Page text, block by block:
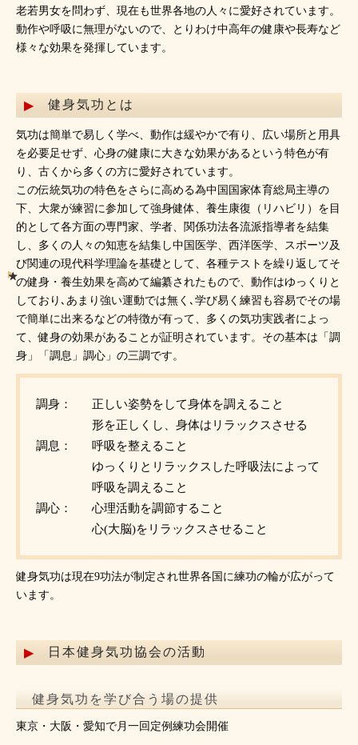
老若男女を問わず、現在も世界各地の人々に愛好されています。
動作や呼吸に無理がないので、とりわけ中高年の健康や長寿など
様々な効果を発揮しています。
健身気功とは
気功は簡単で易しく学べ、動作は緩やかで有り、広い場所と用具
を必要足せず、心身の健康に大きな効果があるという特色が有
り、古くから多くの方に愛好されています。
この伝統気功の特色をさらに高める為中国国家体育総局主導の
下、大衆が練習に参加して強身健体、養生康復（リハビリ）を目
的として各方面の専門家、学者、関係功法各流派指導者を結集
し、多くの人々の知恵を結集し中国医学、西洋医学、スポーツ及
び関連の現代科学理論を基礎として、各種テストを繰り返してそ
の健身・養生効果を高めて編纂されたもので、動作はゆっくりと
しており､あまり強い運動では無く､学び易く練習も容易でその場
で簡単に出来るなどの特徴が有って、多くの気功実践者によっ
て、健身の効果があることが証明されています。その基本は「調
身」「調息」調心」の三調です。
調身：
正しい姿勢をして身体を調えること
形を正しくし、身体はリラックスさせる
調息：
呼吸を整えること
ゆっくりとリラックスした呼吸法によって
呼吸を調えること
調心：
心理活動を調節すること
心(大脳)をリラックスさせること
健身気功は現在9功法が制定され世界各国に練功の輪が広がって
います。
日本健身気功協会の活動
健身気功を学び合う場の提供
東京・大阪・愛知で月一回定例練功会開催